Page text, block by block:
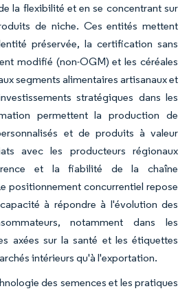
la flexibilité et en se concentrant sur
de niche. Ces entités mettent
préservée, la certification sans
modifié (non-OGM) et les céréales
segments alimentaires artisanaux et
stratégiques dans les
permettent la production de
et de produits à valeur
avec les producteurs régionaux
et la fiabilité de la chaîne
positionnement concurrentiel repose
à répondre à l'évolution des
notamment dans les
axées sur la santé et les étiquettes
intérieurs qu'à l'exportation.
des semences et les pratiques